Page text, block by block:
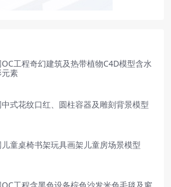
工程奇幻建筑及热带植物C4D模型含水
素
式花纹口红、圆柱容器及雕刻背景模型
童桌椅书架玩具画架儿童房场景模型